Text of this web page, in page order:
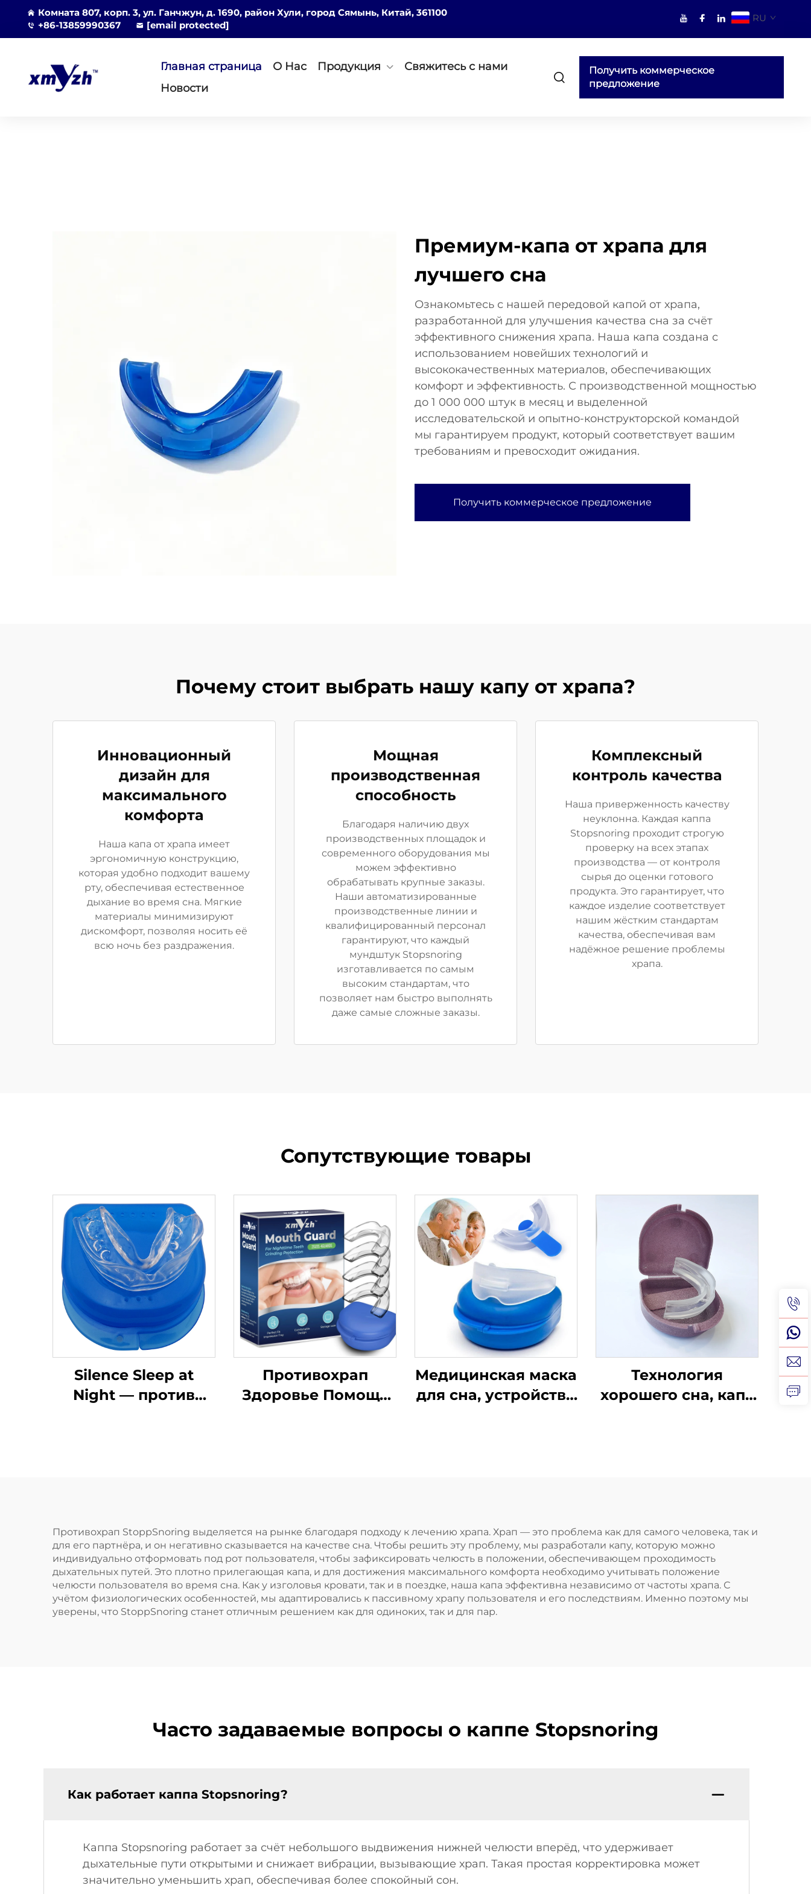
Комната 807, корп. 3, ул. Ганчжун, д. 1690, район Хули, город Сямынь, Китай, 361100
+86-13859990367
[email protected]
RU
Главная страница О Нас Продукция
Свяжитесь с нами
Новости
Получить коммерческое
предложение
Премиум-капа от храпа для
лучшего сна
Ознакомьтесь с нашей передовой капой от храпа,
разработанной для улучшения качества сна за счёт
эффективного снижения храпа. Наша капа создана с
использованием новейших технологий и
высококачественных материалов, обеспечивающих
комфорт и эффективность. С производственной мощностью
до 1 000 000 штук в месяц и выделенной
исследовательской и опытно-конструкторской командой
мы гарантируем продукт, который соответствует вашим
требованиям и превосходит ожидания.
Получить коммерческое предложение
Почему стоит выбрать нашу капу от храпа?
Инновационный
дизайн для
максимального
комфорта
Наша капа от храпа имеет
эргономичную конструкцию,
которая удобно подходит вашему
рту, обеспечивая естественное
дыхание во время сна. Мягкие
материалы минимизируют
дискомфорт, позволяя носить её
всю ночь без раздражения.
Мощная
производственная
способность
Благодаря наличию двух
производственных площадок и
современного оборудования мы
можем эффективно
обрабатывать крупные заказы.
Наши автоматизированные
производственные линии и
квалифицированный персонал
гарантируют, что каждый
мундштук Stopsnoring
изготавливается по самым
высоким стандартам, что
позволяет нам быстро выполнять
даже самые сложные заказы.
Комплексный
контроль качества
Наша приверженность качеству
неуклонна. Каждая каппа
Stopsnoring проходит строгую
проверку на всех этапах
производства — от контроля
сырья до оценки готового
продукта. Это гарантирует, что
каждое изделие соответствует
нашим жёстким стандартам
качества, обеспечивая вам
надёжное решение проблемы
храпа.
Сопутствующие товары
Silence Sleep at
Night — против
Противохрап
Здоровье Помощь
дыхания ртом во
сне Лента для рта
Медицинская маска
для сна, устройство
Технология
хорошего сна, капа
Противохрап StoppSnoring выделяется на рынке благодаря подходу к лечению храпа. Храп — это проблема как для самого человека, так и
для его партнёра, и он негативно сказывается на качестве сна. Чтобы решить эту проблему, мы разработали капу, которую можно
индивидуально отформовать под рот пользователя, чтобы зафиксировать челюсть в положении, обеспечивающем проходимость
дыхательных путей. Это плотно прилегающая капа, и для достижения максимального комфорта необходимо учитывать положение
челюсти пользователя во время сна. Как у изголовья кровати, так и в поездке, наша капа эффективна независимо от частоты храпа. С
учётом физиологических особенностей, мы адаптировались к пассивному храпу пользователя и его последствиям. Именно поэтому мы
уверены, что StoppSnoring станет отличным решением как для одиноких, так и для пар.
Часто задаваемые вопросы о каппе Stopsnoring
Как работает каппа Stopsnoring?
Каппа Stopsnoring работает за счёт небольшого выдвижения нижней челюсти вперёд, что удерживает
дыхательные пути открытыми и снижает вибрации, вызывающие храп. Такая простая корректировка может
значительно уменьшить храп, обеспечивая более спокойный сон.